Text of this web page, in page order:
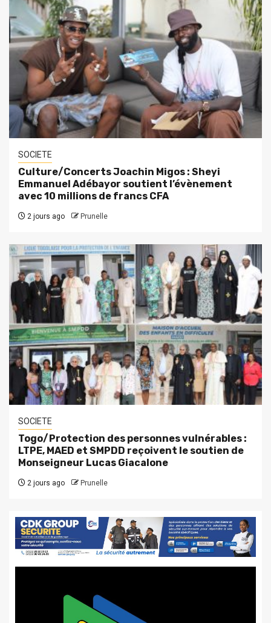
SOCIETE
Culture/Concerts Joachin Migos : Sheyi
Emmanuel Adébayor soutient l’évènement
avec 10 millions de francs CFA
2 jours ago Prunelle
SOCIETE
Togo/Protection des personnes vulnérables :
LTPE, MAED et SMPDD reçoivent le soutien de
Monseigneur Lucas Giacalone
2 jours ago Prunelle